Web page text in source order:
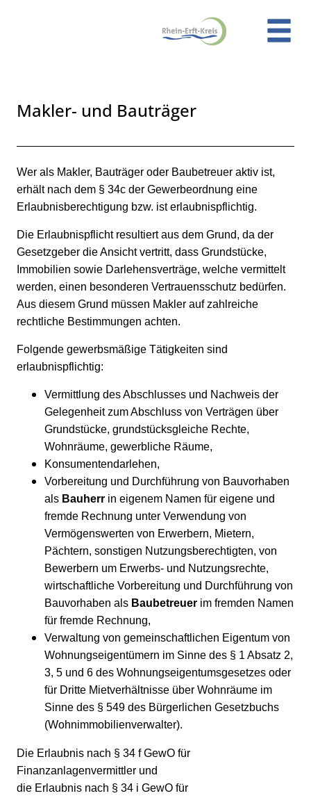
Makler- und Bauträger
Kurzbeschreibung
Beschreibung
Wer als Makler, Bauträger oder Baubetreuer aktiv ist,
erhält nach dem § 34c der Gewerbeordnung eine
Erlaubnisberechtigung bzw. ist erlaubnispflichtig.
Die Erlaubnispflicht resultiert aus dem Grund, da der
Gesetzgeber die Ansicht vertritt, dass Grundstücke,
Immobilien sowie Darlehensverträge, welche vermittelt
werden, einen besonderen Vertrauensschutz bedürfen.
Aus diesem Grund müssen Makler auf zahlreiche
rechtliche Bestimmungen achten.
Folgende gewerbsmäßige Tätigkeiten sind
erlaubnispflichtig:
Vermittlung des Abschlusses und Nachweis der
Gelegenheit zum Abschluss von Verträgen über
Grundstücke, grundstücksgleiche Rechte,
Wohnräume, gewerbliche Räume,
Konsumentendarlehen,
Vorbereitung und Durchführung von Bauvorhaben
als Bauherr in eigenem Namen für eigene und
fremde Rechnung unter Verwendung von
Vermögenswerten von Erwerbern, Mietern,
Pächtern, sonstigen Nutzungsberechtigten, von
Bewerbern um Erwerbs- und Nutzungsrechte,
wirtschaftliche Vorbereitung und Durchführung von
Bauvorhaben als Baubetreuer im fremden Namen
für fremde Rechnung,
Verwaltung von gemeinschaftlichen Eigentum von
Wohnungseigentümern im Sinne des § 1 Absatz 2,
3, 5 und 6 des Wohnungseigentumsgesetzes oder
für Dritte Mietverhältnisse über Wohnräume im
Sinne des § 549 des Bürgerlichen Gesetzbuchs
(Wohnimmobilienverwalter).
Die Erlaubnis nach § 34 f GewO für
Finanzanlagenvermittler und
die Erlaubnis nach § 34 i GewO für